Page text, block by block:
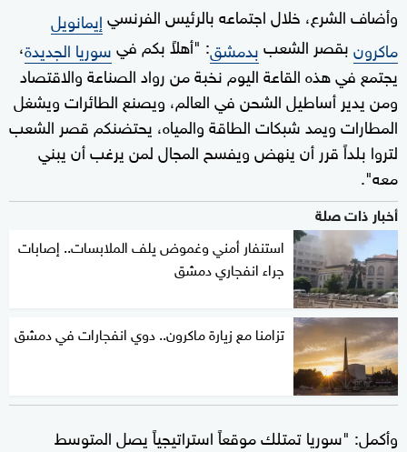
وأضاف الشرع، خلال اجتماعه بالرئيس الفرنسيإيمانويل
ماكرونبقصر الشعببدمشق: "أهلاً بكم فيسوريا الجديدة،
يجتمع في هذه القاعة اليوم نخبة من رواد الصناعة والاقتصاد
ومن يدير أساطيل الشحن في العالم، ويصنع الطائرات ويشغل
المطارات ويمد شبكات الطاقة والمياه، يحتضنكم قصر الشعب
لتروا بلداً قرر أن ينهض ويفسح المجال لمن يرغب أن يبني
معه".
أخبار ذات صلة
استنفار أمني وغموض يلف الملابسات.. إصابات
جراء انفجاري دمشق
تزامنا مع زيارة ماكرون.. دوي انفجارات في دمشق
وأكمل: "سوريا تمتلك موقعاً استراتيجياً يصل المتوسط